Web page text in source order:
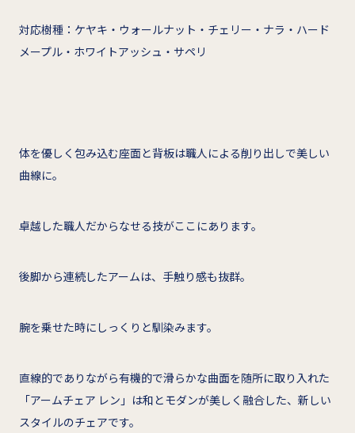
対応樹種：ケヤキ・ウォールナット・チェリー・ナラ・ハード
メープル・ホワイトアッシュ・サペリ
体を優しく包み込む座面と背板は職人による削り出しで美しい
曲線に。
卓越した職人だからなせる技がここにあります。
後脚から連続したアームは、手触り感も抜群。
腕を乗せた時にしっくりと馴染みます。
直線的でありながら有機的で滑らかな曲面を随所に取り入れた
「アームチェア レン」は和とモダンが美しく融合した、新しい
スタイルのチェアです。